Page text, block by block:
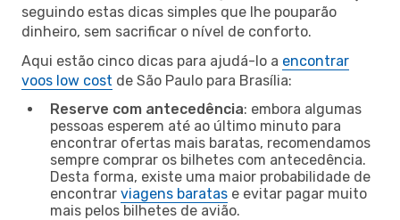
seguindo estas dicas simples que lhe pouparão
dinheiro, sem sacrificar o nível de conforto.
Aqui estão cinco dicas para ajudá-lo a encontrar
voos low cost de São Paulo para Brasília:
Reserve com antecedência: embora algumas
pessoas esperem até ao último minuto para
encontrar ofertas mais baratas, recomendamos
sempre comprar os bilhetes com antecedência.
Desta forma, existe uma maior probabilidade de
encontrar viagens baratas e evitar pagar muito
mais pelos bilhetes de avião.